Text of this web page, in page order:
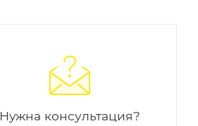
Нужна консультация?